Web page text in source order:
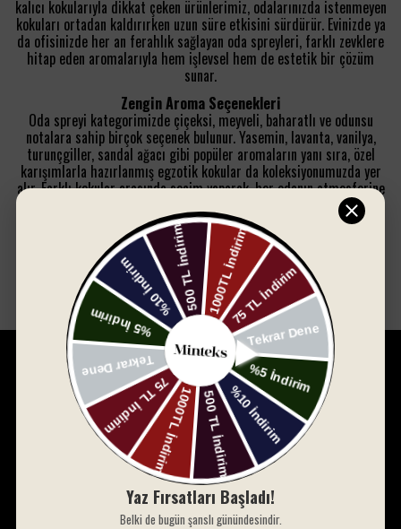
kalıcı kokularıyla dikkat çeken ürünlerimiz, odalarınızda istenmeyen
kokuları ortadan kaldırırken uzun süre etkisini sürdürür. Evinizde ya
da ofisinizde her an ferahlık sağlayan oda spreyleri, farklı zevklere
hitap eden aromalarıyla hem işlevsel hem de estetik bir çözüm
sunar.
Zengin Aroma Seçenekleri
Oda spreyi kategorimizde çiçeksi, meyveli, baharatlı ve odunsu
notalara sahip birçok seçenek bulunur. Yasemin, lavanta, vanilya,
turunçgiller, sandal ağacı gibi popüler aromaların yanı sıra, özel
karışımlarla hazırlanmış egzotik kokular da koleksiyonumuzda yer
alır. Farklı kokular arasında seçim yaparak, her odanın atmosferine
Kaliteli ve Doğal İçerik
Minteks Home oda spreyleri, doğal esanslarla üretilir ve çevre
dostu formüllere sahiptir. Alerji riskini en aza indiren
Devamını Göster
Minteks Home, 1994 yılında küçük bir dükkânda başlayan
yolculuğunu, bugün 30.000 metrekare açık ve 8.500 metrekare
kapalı alanda, dünya çapında tanınan bir marka olarak sürdürüyor.
Bursa merkezli bu marka, yenilikçi misyonuyla ev tekstili
sektöründe fark yaratmayı hedeflemektedir.
Kaydol ve 10% indirim kazan. Kod : HOSGELDİN10
Yaz Fırsatları Başladı!
Belki de bugün şanslı günündesindir.